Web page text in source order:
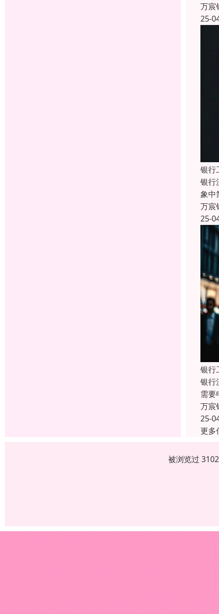
万宸
25-
银行
银行
象中
万宸
25-
银行
银行
需要
万宸
25-
更多
被浏览过